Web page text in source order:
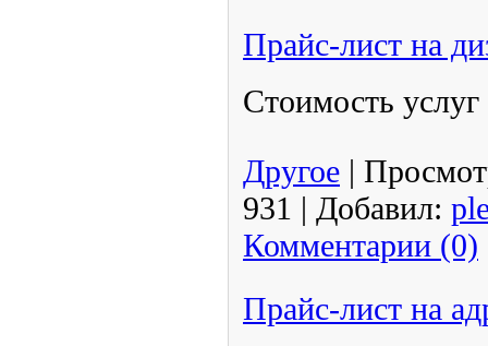
Прайс-лист на
Стоимость услуг
Другое |
931 | Добавил:
Комментарии (0)
Прайс-лист на